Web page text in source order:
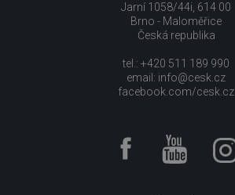
Jarní 1058/44i, 614 00
Brno - Maloměřice
Česká republika
tel.: +420 511 189 990
email: info@cesk.cz
facebook.com/cesk.cz